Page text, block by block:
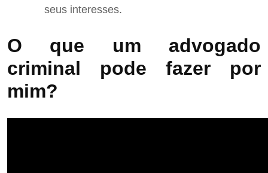
seus interesses.
O que um advogado
criminal pode fazer por
mim?